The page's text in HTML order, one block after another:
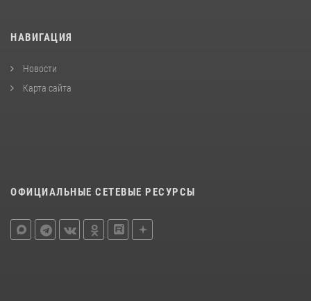
НАВИГАЦИЯ
Новости
Карта сайта
ОФИЦИАЛЬНЫЕ СЕТЕВЫЕ РЕСУРСЫ